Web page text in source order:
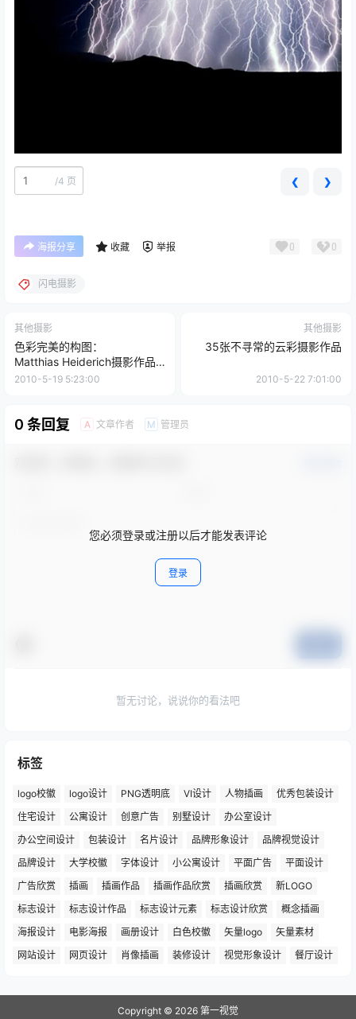
/4 页 ❮ ❯
海报分享 收藏 举报 0 0
闪电摄影
其他摄影
色彩完美的构图：
Matthias Heiderich摄影作品
欣赏
2010-5-19 5:23:00
其他摄影
35张不寻常的云彩摄影作品
2010-5-22 7:01:00
0 条回复 A 文章作者 M 管理员
您必须登录或注册以后才能发表评论
登录
暂无讨论，说说你的看法吧
标签
logo校徽 logo设计 PNG透明底 VI设计 人物插画
优秀包装设计
住宅设计
公寓设计 创意广告 别墅设计
办公室设计
办公空间设计
包装设计 名片设计 品牌形象设计
品牌视觉设计
品牌设计
大学校徽 字体设计 小公寓设计 平面广告
平面设计
广告欣赏
插画 插画作品 插画作品欣赏 插画欣赏
新LOGO
标志设计
标志设计作品 标志设计元素 标志设计欣赏
概念插画
海报设计
电影海报 画册设计 白色校徽 矢量logo
矢量素材
网站设计
网页设计 肖像插画 装修设计 视觉形象设计 餐厅设计
Copyright © 2026 第一视觉